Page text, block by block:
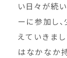
い日々が続
ーに参加し
えていきま
はなかなか